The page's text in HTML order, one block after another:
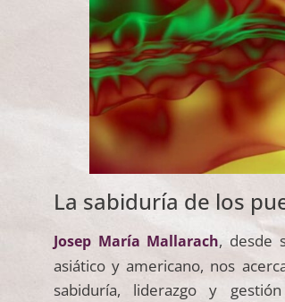
La sabiduría de los
Josep María Mallarach, desde
asiático y americano, nos
sabiduría, liderazgo y